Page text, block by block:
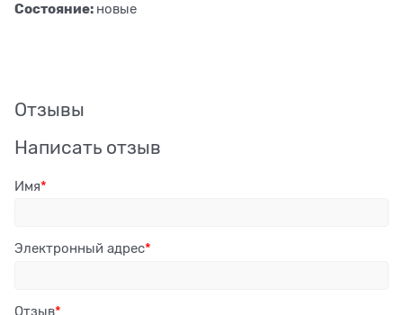
Состояние: новые
Отзывы
Написать отзыв
Имя
Электронный адрес
Отзыв